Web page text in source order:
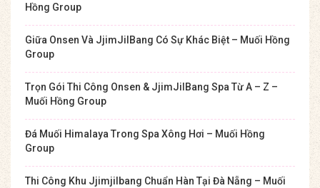
Hồng Group
Giữa Onsen Và JjimJilBang Có Sự Khác Biệt – Muối Hồng
Group
Trọn Gói Thi Công Onsen & JjimJilBang Spa Từ A – Z –
Muối Hồng Group
Đá Muối Himalaya Trong Spa Xông Hơi – Muối Hồng
Group
Thi Công Khu Jjimjilbang Chuẩn Hàn Tại Đà Nẵng – Muối